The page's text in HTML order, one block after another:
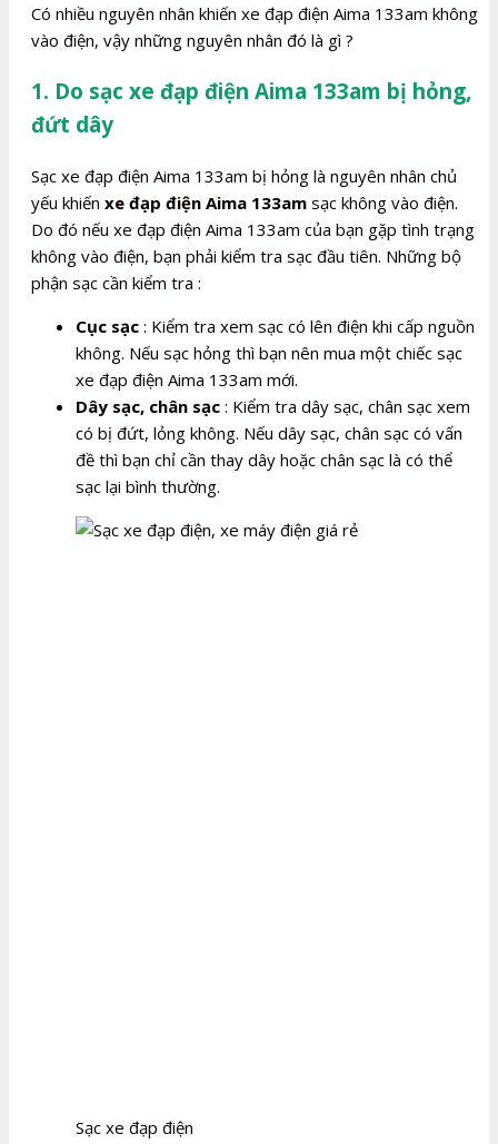
Có nhiều nguyên nhân khiến xe đạp điện Aima 133am không
vào điện, vậy những nguyên nhân đó là gì ?
1. Do sạc xe đạp điện Aima 133am bị hỏng,
đứt dây
Sạc xe đạp điện Aima 133am bị hỏng là nguyên nhân chủ
yếu khiến xe đạp điện Aima 133am sạc không vào điện.
Do đó nếu xe đạp điện Aima 133am của bạn gặp tình trạng
không vào điện, bạn phải kiểm tra sạc đầu tiên. Những bộ
phận sạc cần kiểm tra :
Cục sạc : Kiểm tra xem sạc có lên điện khi cấp nguồn
không. Nếu sạc hỏng thì bạn nên mua một chiếc sạc
xe đạp điện Aima 133am mới.
Dây sạc, chân sạc : Kiểm tra dây sạc, chân sạc xem
có bị đứt, lỏng không. Nếu dây sạc, chân sạc có vấn
đề thì bạn chỉ cần thay dây hoặc chân sạc là có thể
sạc lại bình thường.
Sạc xe đạp điện